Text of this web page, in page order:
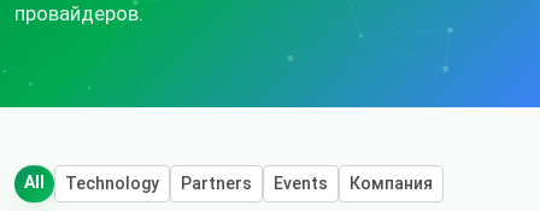
провайдеров.
All Technology Partners Events Компания